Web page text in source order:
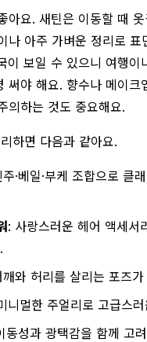
아요. 새틴은 이동할 때
나 아주 가벼운 정리로 표
이 보일 수 있으니 여행이
써야 해요. 향수나 메이크
의하는 것도 중요해요.
하면 다음과 같아요.
주·베일·부케 조합으로 클
: 사랑스러운 헤어 액세서
깨와 허리를 살리는 포즈
니멀한 주얼리로 고급스
동성과 광택감을 함께 고